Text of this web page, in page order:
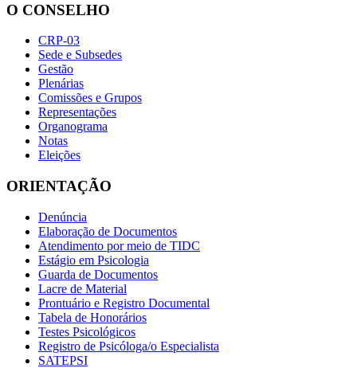
O CONSELHO
CRP-03
Sede e Subsedes
Gestão
Plenárias
Comissões e Grupos
Representações
Organograma
Notas
Eleições
ORIENTAÇÃO
Denúncia
Elaboração de Documentos
Atendimento por meio de TIDC
Estágio em Psicologia
Guarda de Documentos
Lacre de Material
Prontuário e Registro Documental
Tabela de Honorários
Testes Psicológicos
Registro de Psicóloga/o Especialista
SATEPSI